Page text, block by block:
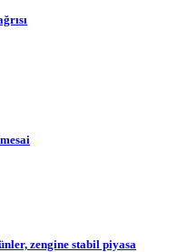
zengine stabil piyasa